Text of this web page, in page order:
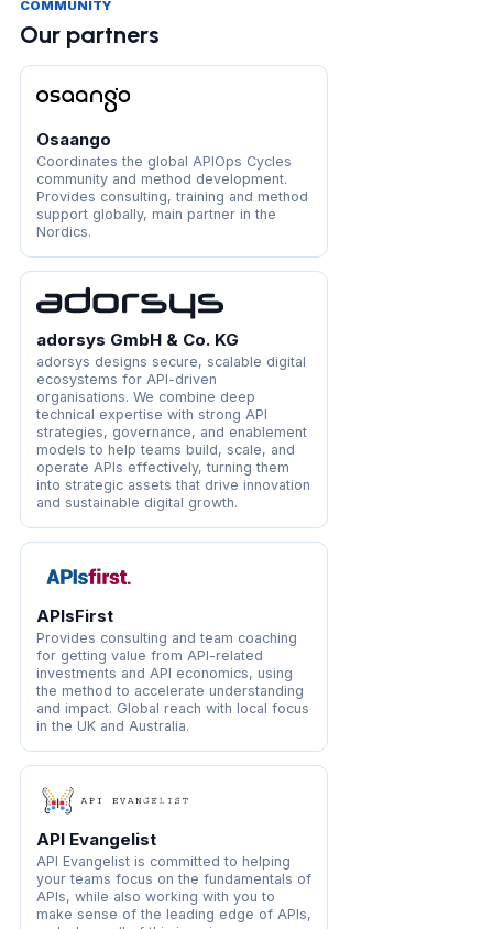
COMMUNITY
Our partners
Osaango
Coordinates the global APIOps Cycles
community and method development.
Provides consulting, training and method
support globally, main partner in the
Nordics.
adorsys GmbH & Co. KG
adorsys designs secure, scalable digital
ecosystems for API-driven
organisations. We combine deep
technical expertise with strong API
strategies, governance, and enablement
models to help teams build, scale, and
operate APIs effectively, turning them
into strategic assets that drive innovation
and sustainable digital growth.
APIsFirst
Provides consulting and team coaching
for getting value from API-related
investments and API economics, using
the method to accelerate understanding
and impact. Global reach with local focus
in the UK and Australia.
API Evangelist
API Evangelist is committed to helping
your teams focus on the fundamentals of
APIs, while also working with you to
make sense of the leading edge of APIs,